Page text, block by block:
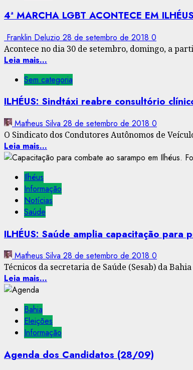
4ª MARCHA LGBT ACONTECE EM
Franklin Deluzio 28 de setembro de 2018 0
Acontece no dia 30 de setembro, domingo, a
Leia mais...
Sem categoria
ILHÉUS: Sindtáxi reabre consultório
Matheus Silva 28 de setembro de 2018 0
O Sindicato dos Condutores Autônomos de
Leia mais...
Ilhéus
Informação
Notícias
Saúde
ILHÉUS: Saúde amplia capacitação para
Matheus Silva 28 de setembro de 2018 0
Técnicos da secretaria de Saúde (Sesab) da
Leia mais...
Bahia
Eleições
Informação
Agenda dos Candidatos (28/09)